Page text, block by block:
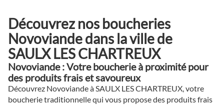
Découvrez nos boucheries
Novoviande dans la ville de
SAULX LES CHARTREUX
Novoviande : Votre boucherie à proximité pour
des produits frais et savoureux
Découvrez Novoviande à SAULX LES CHARTREUX, votre
boucherie traditionnelle qui vous propose des produits frais